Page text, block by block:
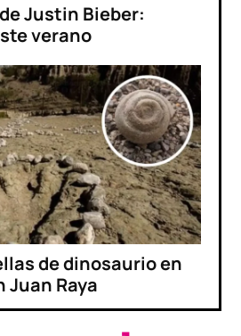
Justin Bieber:
verano
de dinosaurio en
Juan Raya